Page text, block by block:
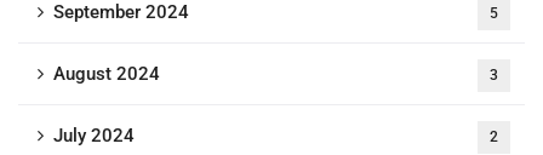
September 2024 5
August 2024 3
July 2024 2